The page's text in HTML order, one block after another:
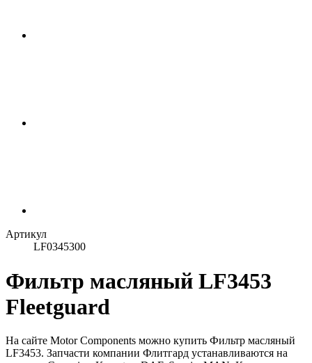
Артикул
LF0345300
Фильтр масляный LF3453
Fleetguard
На сайте Motor Components можно купить Фильтр масляный
LF3453. Запчасти компании Флитгард устанавливаются на